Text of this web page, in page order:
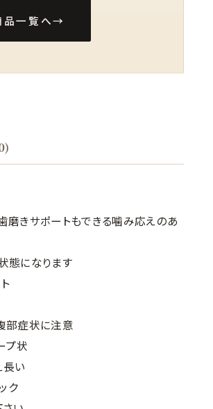
品一覧へ→
磨きサポートもできる噛み応えのあ
態になります
部症状に注意
プ状
長い
ク